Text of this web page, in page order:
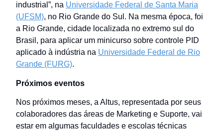
industrial”, na Universidade Federal de Santa Maria
(UFSM), no Rio Grande do Sul. Na mesma época, foi
a Rio Grande, cidade localizada no extremo sul do
Brasil, para aplicar um minicurso sobre controle PID
aplicado à indústria na Universidade Federal de Rio
Grande (FURG).
Próximos eventos
Nos próximos meses, a Altus, representada por seus
colaboradores das áreas de Marketing e Suporte, vai
estar em algumas faculdades e escolas técnicas